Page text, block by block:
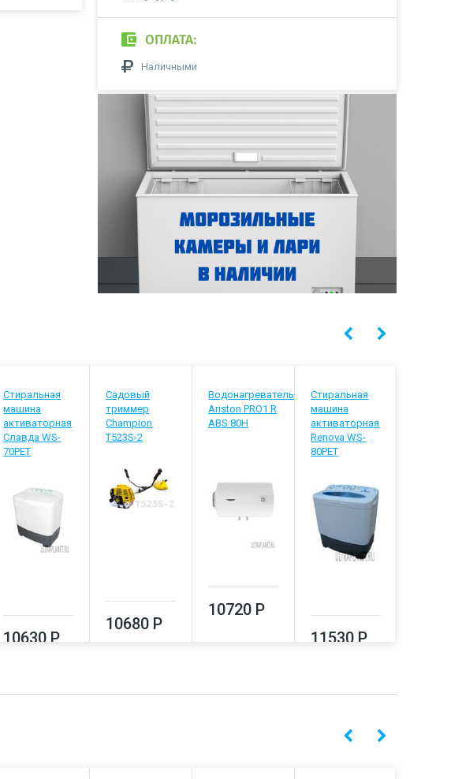
ОПЛАТА:
Наличными
Стиральная
машина
активаторная
Славда WS-
70РЕТ
10630 Р
Садовый
триммер
Champion
T523S-2
10680 Р
Водонагреватель
Ariston PRO1 R
ABS 80H
10720 Р
Стиральная
машина
активаторная
Renova WS-
80PET
11530 Р